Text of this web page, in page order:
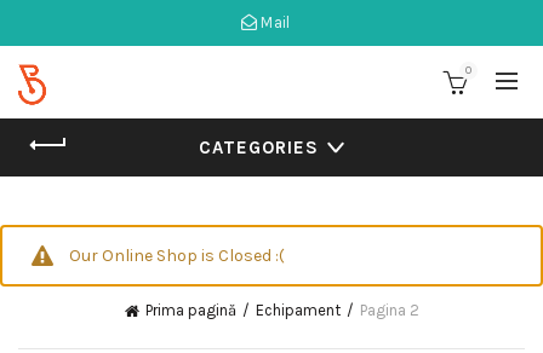
Mail
0
CATEGORIES
Our Online Shop is Closed :(
Prima pagină Echipament Pagina 2